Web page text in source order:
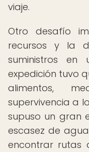
viaje.
Otro desafío
recursos y la
suministros en
expedición tuvo
alimentos,
supervivencia a
supuso un gran
escasez de
encontrar rutas